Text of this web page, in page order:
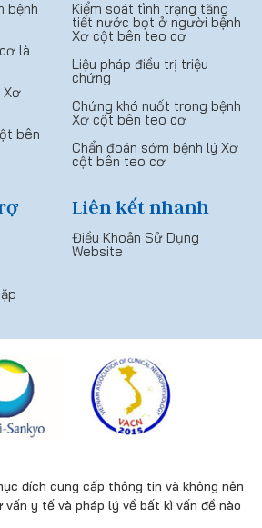
bệnh
là
Xơ
bên
Kiểm soát tình trạng tăng
tiết nước bọt ở người bệnh
Xơ cột bên teo cơ
Liệu pháp điều trị triệu
chứng
Chứng khó nuốt trong bệnh
Xơ cột bên teo cơ
Chẩn đoán sớm bệnh lý Xơ
cột bên teo cơ
Liên kết nhanh
Điều Khoản Sử Dụng
Website
đích cung cấp thông tin và không nên
y tế và pháp lý về bất kì vấn đề nào